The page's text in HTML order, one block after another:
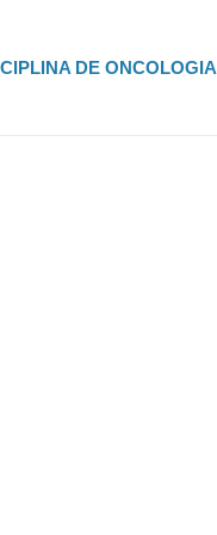
DE ONCOLOGIA